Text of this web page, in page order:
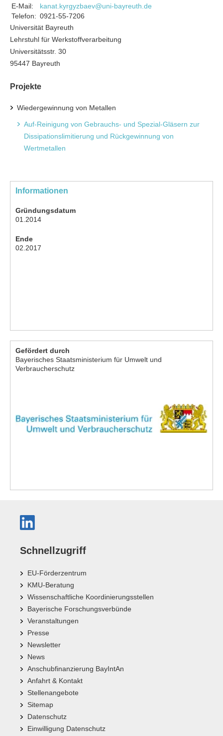
E-Mail:
kanat.kyrgyzbaev@uni-bayreuth.de
Telefon: 0921-55-7206
Universität Bayreuth
Lehrstuhl für Werkstoffverarbeitung
Universitätsstr. 30
95447 Bayreuth
Projekte
Wiedergewinnung von Metallen
Auf-Reinigung von Gebrauchs- und Spezial-Gläsern zur
Dissipationslimitierung und Rückgewinnung von
Wertmetallen
Informationen
Gründungsdatum
01.2014
Ende
02.2017
Gefördert durch
Bayerisches Staatsministerium für Umwelt und
Verbraucherschutz
Schnellzugriff
EU-Förderzentrum
KMU-Beratung
Wissenschaftliche Koordinierungsstellen
Bayerische Forschungsverbünde
Veranstaltungen
Presse
Newsletter
News
Anschubfinanzierung BayIntAn
Anfahrt & Kontakt
Stellenangebote
Sitemap
Datenschutz
Einwilligung Datenschutz